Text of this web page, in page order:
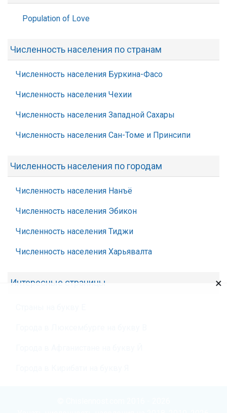
Population of Love
Численность населения по странам
Численность населения Буркина-Фасо
Численность населения Чехии
Численность населения Западной Сахары
Численность населения Сан-Томе и Принсипи
Численность населения по городам
Численность населения Нанъё
Численность населения Эбикон
Численность населения Тиджи
Численность населения Харьявалта
Интересные страницы ×